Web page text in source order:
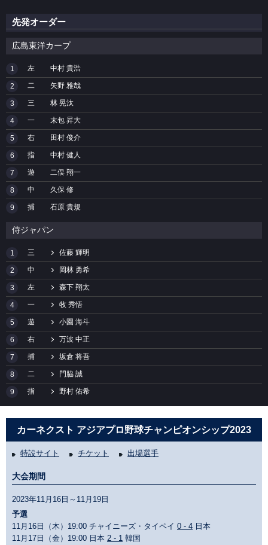
先発オーダー
広島東洋カープ
1 左 中村 貴浩
2 二 矢野 雅哉
3 三 林 晃汰
4 一 末包 昇大
5 右 田村 俊介
6 指 中村 健人
7 遊 二俣 翔一
8 中 久保 修
9 捕 石原 貴規
侍ジャパン
1 三 佐藤 輝明
2 中 岡林 勇希
3 左 森下 翔太
4 一 牧 秀悟
5 遊 小園 海斗
6 右 万波 中正
7 捕 坂倉 将吾
8 二 門脇 誠
9 指 野村 佑希
カーネクスト アジアプロ野球チャンピオンシップ2023
特設サイト チケット 出場選手
大会期間
2023年11月16日～11月19日
予選
11月16日（木）19:00 チャイニーズ・タイペイ 0 - 4 日本
11月17日（金）19:00 日本 2 - 1 韓国